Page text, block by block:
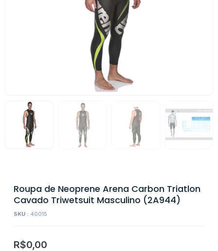
Roupa de Neoprene Arena Carbon Triatlon
Cavado Triwetsuit Masculino (2A944)
SKU : 40015
R$0,00